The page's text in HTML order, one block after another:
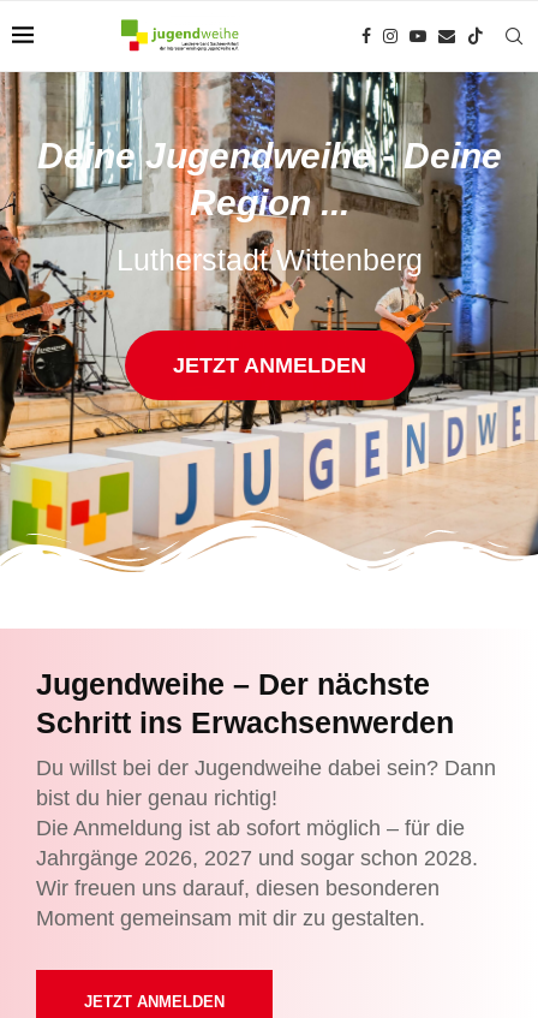
Deine Jugendweihe - Deine
Region ...
Lutherstadt Wittenberg
JETZT ANMELDEN
Jugendweihe – Der nächste
Schritt ins Erwachsenwerden
Du willst bei der Jugendweihe dabei sein? Dann
bist du hier genau richtig!
Die Anmeldung ist ab sofort möglich – für die
Jahrgänge 2026, 2027 und sogar schon 2028.
Wir freuen uns darauf, diesen besonderen
Moment gemeinsam mit dir zu gestalten.
JETZT ANMELDEN